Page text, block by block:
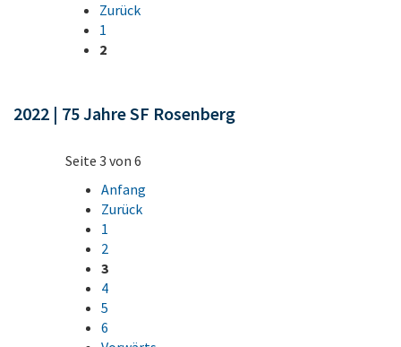
Zurück
1
2
2022 | 75 Jahre SF Rosenberg
Seite 3 von 6
Anfang
Zurück
1
2
3
4
5
6